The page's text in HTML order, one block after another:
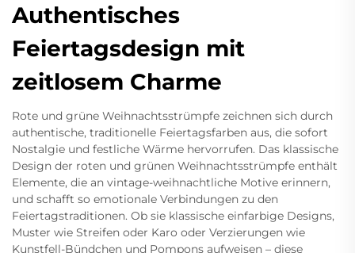
Authentisches
Feiertagsdesign mit
zeitlosem Charme
Rote und grüne Weihnachtsstrümpfe zeichnen sich durch
authentische, traditionelle Feiertagsfarben aus, die sofort
Nostalgie und festliche Wärme hervorrufen. Das klassische
Design der roten und grünen Weihnachtsstrümpfe enthält
Elemente, die an vintage-weihnachtliche Motive erinnern,
und schafft so emotionale Verbindungen zu den
Feiertagstraditionen. Ob sie klassische einfarbige Designs,
Muster wie Streifen oder Karo oder Verzierungen wie
Kunstfell-Bündchen und Pompons aufweisen – diese